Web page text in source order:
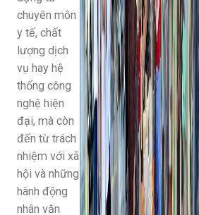
chuyên môn
y tế, chất
lượng dịch
vụ hay hệ
thống công
nghệ hiện
đại, mà còn
đến từ trách
nhiệm với xã
hội và những
hành động
nhân văn